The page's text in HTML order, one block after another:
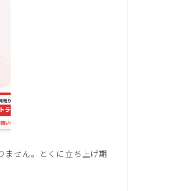
ません。とくに立ち上げ期